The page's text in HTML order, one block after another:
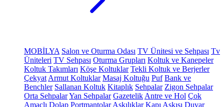
MOBİLYA Salon ve Oturma Odası TV Ünitesi ve Sehpası Tv
Üniteleri TV Sehpası Oturma Grupları Koltuk ve Kanepeler
Koltuk Takımları Köşe Koltuklar Tekli Koltuk ve Berjerler
Çekyat Armut Koltuklar Masaj Koltuğu Puf Bank ve
Benchler Sallanan Koltuk Kitaplık Sehpalar Zigon Sehpalar
Orta SehpalarYan Sehpalar Gazetelik Antre ve Hol Çok
Amaçlı Dolap Portmantolar Askılıklar Kapı Askısı Duvar